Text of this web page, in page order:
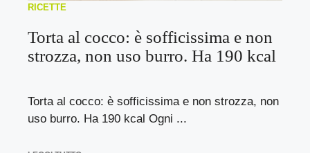
RICETTE
Torta al cocco: è sofficissima e non
strozza, non uso burro. Ha 190 kcal
Torta al cocco: è sofficissima e non strozza, non
uso burro. Ha 190 kcal Ogni ...